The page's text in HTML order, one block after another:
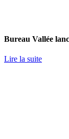
Bureau Vallée
Lire la suite